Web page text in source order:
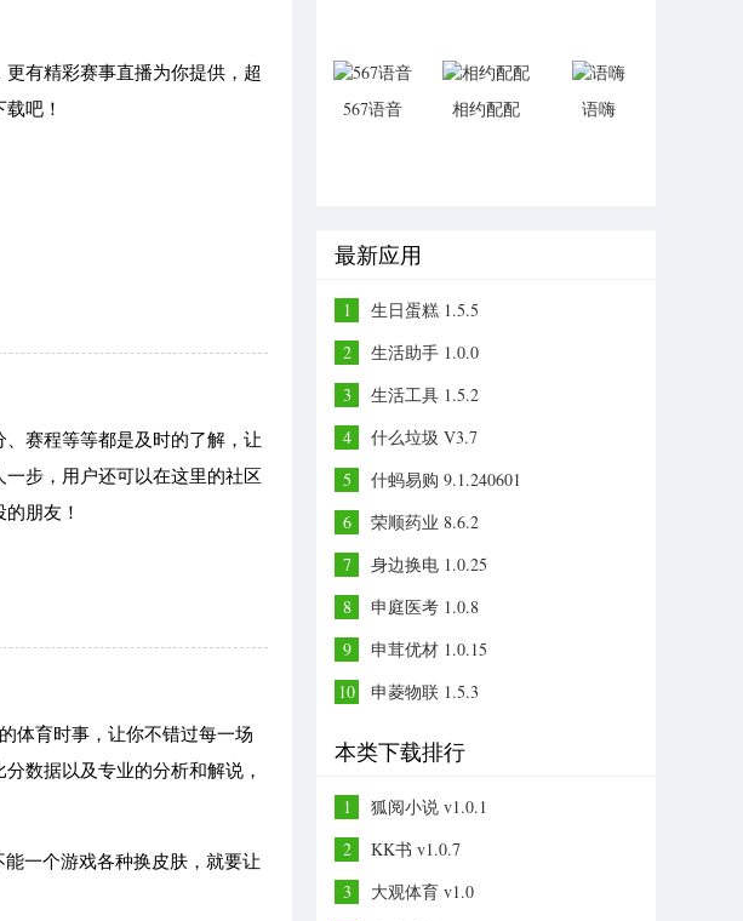
有精彩赛事直播为你提供，超
吧！
赛程等等都是及时的了解，让
步，用户还可以在这里的社区
朋友！
体育时事，让你不错过每一场
数据以及专业的分析和解说，
一个游戏各种换皮肤，就要让
567语音 相约配配 语嗨
最新应用
1
生日蛋糕 1.5.5
2
生活助手 1.0.0
3
生活工具 1.5.2
4
什么垃圾 V3.7
5
什蚂易购 9.1.240601
6
荣顺药业 8.6.2
7
身边换电 1.0.25
8
申庭医考 1.0.8
9
申茸优材 1.0.15
10
申菱物联 1.5.3
本类下载排行
1
狐阅小说 v1.0.1
2
KK书 v1.0.7
3
大观体育 v1.0